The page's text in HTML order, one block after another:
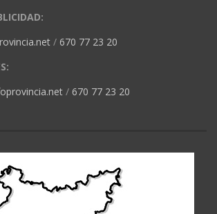
/ 670 77 23 20
/ 670 77 23 20